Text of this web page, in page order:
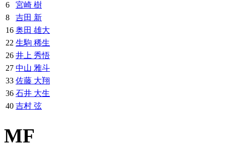
6
宮崎 樹
8
吉田 新
16 奥田 雄大
22 生駒 稀生
26 井上 秀悟
27 中山 雅斗
33 佐藤 大翔
36 石井 大生
40 吉村 弦
MF